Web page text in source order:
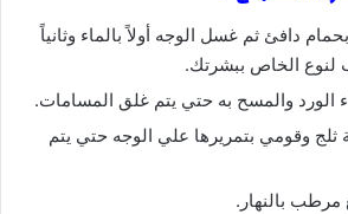
دافئ ثم غسل الوجه أولاً بالماء وثانياً
لنوع الخاص ببشرتك.
الورد والمسح به حتي يتم غلق المسامات.
ثلج وقومي بتمريرها علي الوجه حتي يتم
بالنهار.